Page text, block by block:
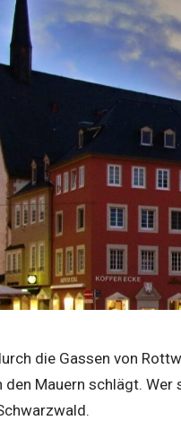
die Gassen von
den Mauern schlägt.